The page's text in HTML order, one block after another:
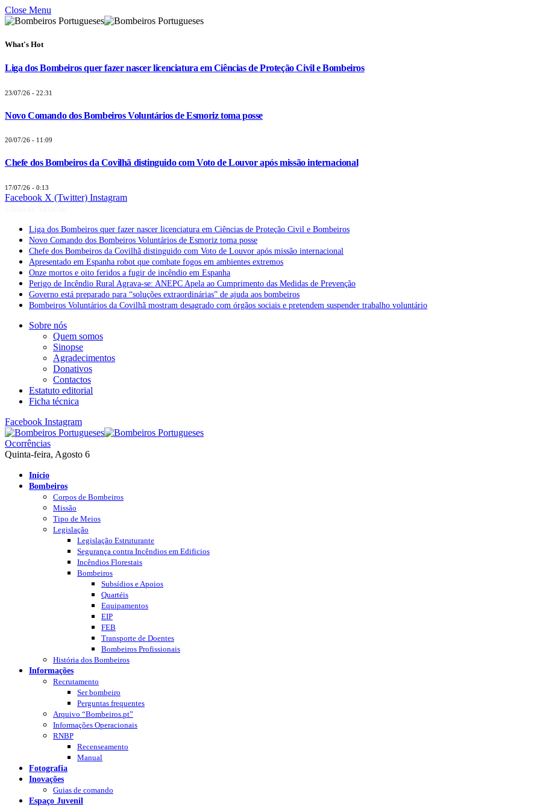
Close Menu
What's Hot
Liga dos Bombeiros quer fazer nascer licenciatura em Ciências de Proteção Civil e Bombeiros
23/07/26 - 22:31
Novo Comando dos Bombeiros Voluntários de Esmoriz toma posse
20/07/26 - 11:09
Chefe dos Bombeiros da Covilhã distinguido com Voto de Louvor após missão internacional
17/07/26 - 0:13
Facebook X (Twitter) Instagram
Liga dos Bombeiros quer fazer nascer licenciatura em Ciências de Proteção Civil e Bombeiros
Novo Comando dos Bombeiros Voluntários de Esmoriz toma posse
Chefe dos Bombeiros da Covilhã distinguido com Voto de Louvor após missão internacional
Apresentado em Espanha robot que combate fogos em ambientes extremos
Onze mortos e oito feridos a fugir de incêndio em Espanha
Perigo de Incêndio Rural Agrava-se: ANEPC Apela ao Cumprimento das Medidas de Prevenção
Governo está preparado para “soluções extraordinárias” de ajuda aos bombeiros
Bombeiros Voluntários da Covilhã mostram desagrado com órgãos sociais e pretendem suspender trabalho voluntário
Sobre nós
Quem somos
Sinopse
Agradecimentos
Donativos
Contactos
Estatuto editorial
Ficha técnica
Facebook Instagram
Ocorrências
Quinta-feira, Agosto 6
Início
Bombeiros
Corpos de Bombeiros
Missão
Tipo de Meios
Legislação
Legislação Estruturante
Segurança contra Incêndios em Edificios
Incêndios Florestais
Bombeiros
Subsídios e Apoios
Quartéis
Equipamentos
EIP
FEB
Transporte de Doentes
Bombeiros Profissionais
História dos Bombeiros
Informações
Recrutamento
Ser bombeiro
Perguntas frequentes
Arquivo “Bombeiros.pt”
Informações Operacionais
RNBP
Recenseamento
Manual
Fotografia
Inovações
Guias de comando
Espaço Juvenil